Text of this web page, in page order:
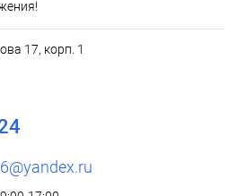
17, корп. 1